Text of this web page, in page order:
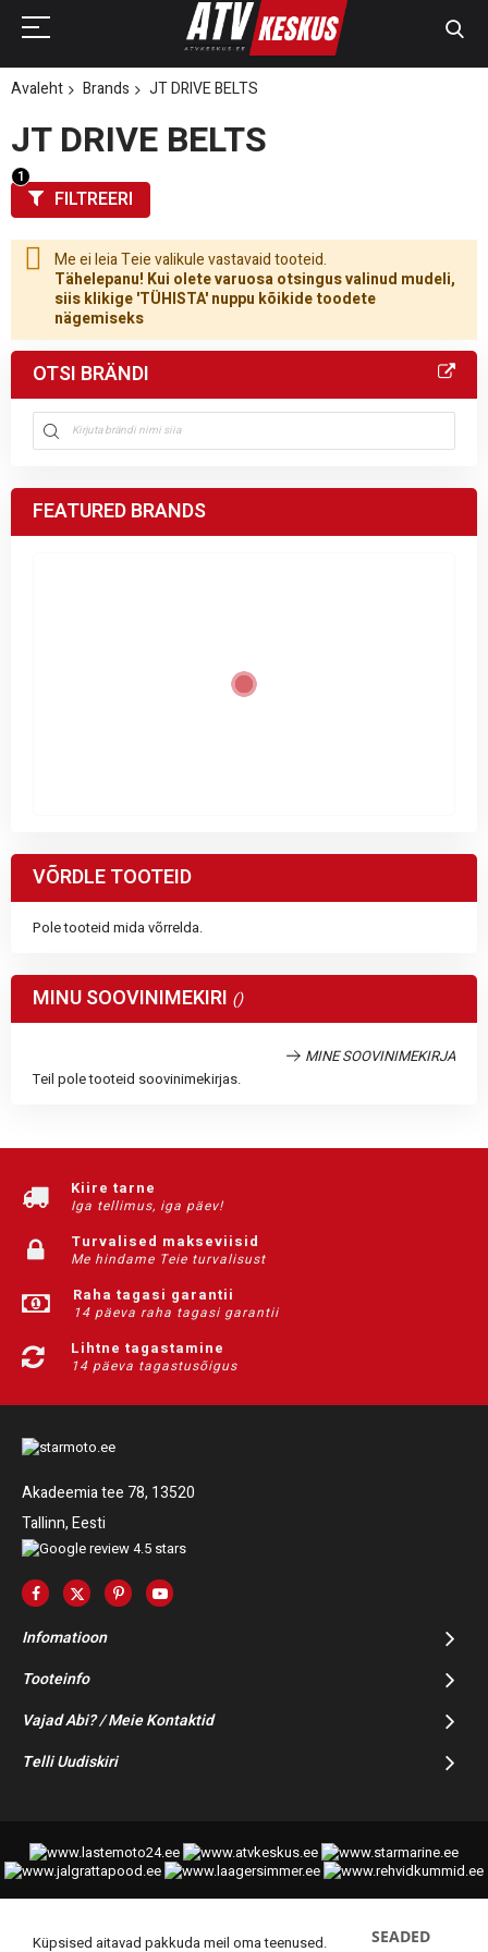
Avaleht Brands JT DRIVE BELTS
JT DRIVE BELTS
Me ei leia Teie valikule vastavaid tooteid.
Tähelepanu! Kui olete varuosa otsingus valinud mudeli,
siis klikige 'TÜHISTA' nuppu kõikide toodete
nägemiseks
FILTREERI
OTSI BRÄNDI
FEATURED BRANDS
VÕRDLE TOOTEID
Pole tooteid mida võrrelda.
MINU SOOVINIMEKIRI
MINE SOOVINIMEKIRJA
Teil pole tooteid soovinimekirjas.
Kiire tarne
Iga tellimus, iga päev!
Turvalised makseviisid
Me hindame Teie turvalisust
Raha tagasi garantii
14 päeva raha tagasi garantii
Lihtne tagastamine
14 päeva tagastusõigus
Akadeemia tee 78, 13520
Tallinn, Eesti
Infomatioon
Tooteinfo
Vajad Abi? / Meie Kontaktid
Telli Uudiskiri
© 2014-2025 Starmoto OÜ
Küpsised aitavad pakkuda meil oma teenused.
SEADED